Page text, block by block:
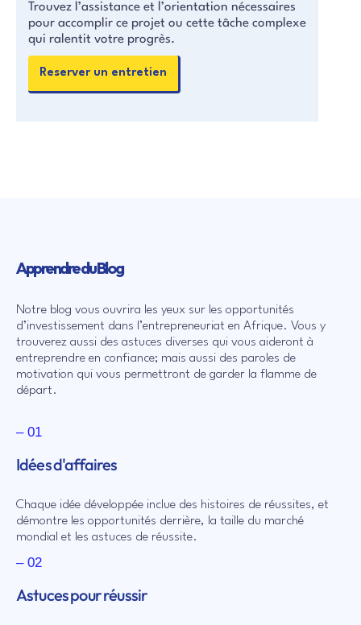
Trouvez l’assistance et l’orientation nécessaires
pour accomplir ce projet ou cette tâche complexe
qui ralentit votre progrès.
Reserver un entretien
Apprendre du Blog
Notre blog vous ouvrira les yeux sur les opportunités
d’investissement dans l’entrepreneuriat en Afrique. Vous y
trouverez aussi des astuces diverses qui vous aideront à
entreprendre en confiance; mais aussi des paroles de
motivation qui vous permettront de garder la flamme de
départ.
– 01
Idées d'affaires
Chaque idée développée inclue des histoires de réussites, et
démontre les opportunités derrière, la taille du marché
mondial et les astuces de réussite.
– 02
Astuces pour réussir